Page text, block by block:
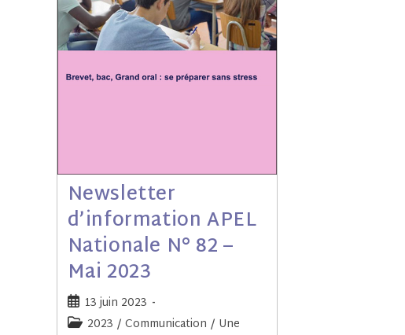
Newsletter
d’information APEL
Nationale N° 82 –
Mai 2023
13 juin 2023
2023 / Communication / Une